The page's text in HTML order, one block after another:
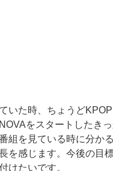
いた時、ちょうど
をスタートしたき
組を見ている時に分か
を感じます。今後の目
けたいです。